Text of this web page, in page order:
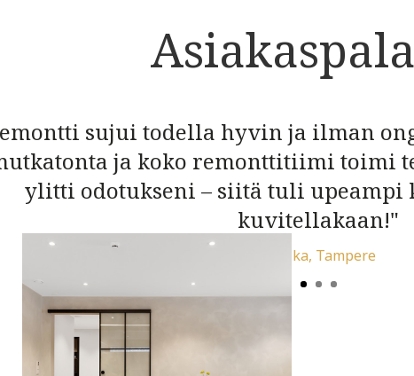
sujui todella hyvin ja ilman
ja koko remonttitiimi toimi
ylitti odotukseni – siitä tuli upeampi
kuvitellakaan!"
Marika, Tampere